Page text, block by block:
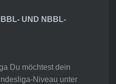
UND NBBL-
Du möchtest dein
Niveau unter